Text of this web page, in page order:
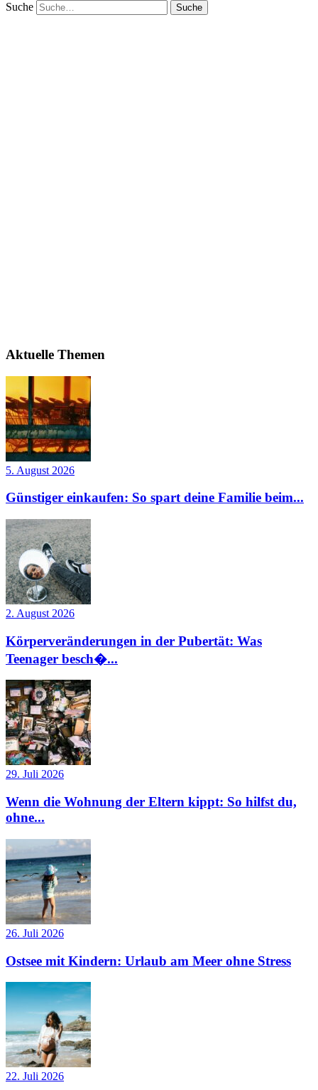
Suche
Aktuelle Themen
5. August 2026
Günstiger einkaufen: So spart deine Familie beim...
2. August 2026
Körperveränderungen in der Pubertät: Was
Teenager besch�...
29. Juli 2026
Wenn die Wohnung der Eltern kippt: So hilfst du,
ohne...
26. Juli 2026
Ostsee mit Kindern: Urlaub am Meer ohne Stress
22. Juli 2026